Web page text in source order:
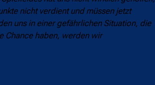
nicht verdient und müssen jetzt
uns in einer gefährlichen Situation, die
Chance haben, werden wir